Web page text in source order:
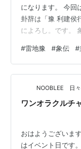
になります。 今回
卦辞は「豫 利建侯
によろし。です。
いでてふるうはよ
をたっとび さかん
こうをはいす。 長
及ぶイメージです
が「坤（地）」で
#雷地豫 #象伝 #
NOOBLEE 日
ワンオラクルチ